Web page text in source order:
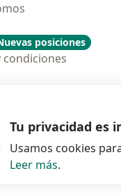
posiciones
condiciones
Polska
Tu privacidad es
Usamos cookies
Leer más.